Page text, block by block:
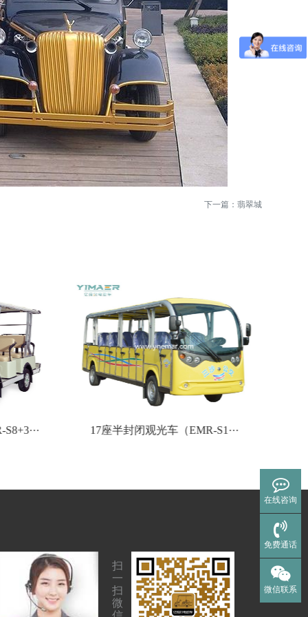
下一篇： 翡翠城
17座半封闭观光车（EMR-S1···
扫
一
扫
微
在线咨询
免费通话
微信联系